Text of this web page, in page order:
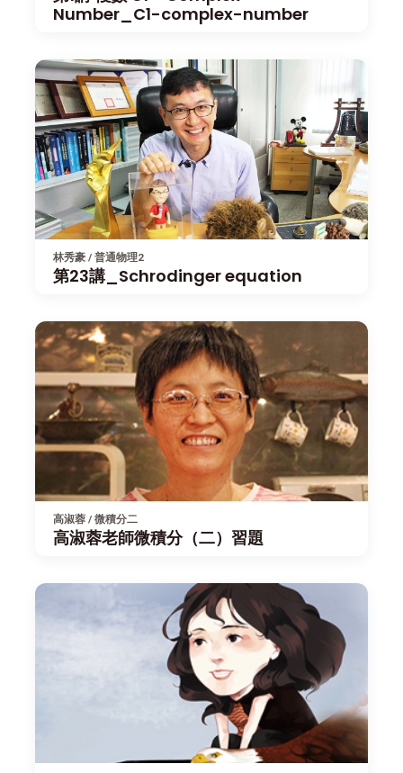
Number_C1-complex-number
林秀豪 / 普通物理2
第23講_Schrodinger equation
高淑蓉 / 微積分二
高淑蓉老師微積分（二）習題